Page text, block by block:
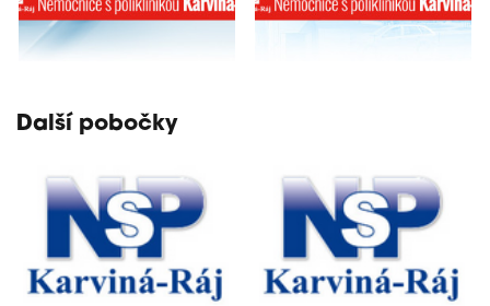
Další pobočky